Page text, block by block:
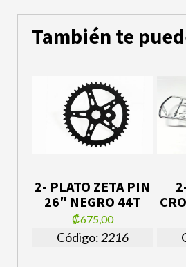
También te
2- PLATO ZETA PIN
26″ NEGRO 44T
₡675,00
Código: 2216